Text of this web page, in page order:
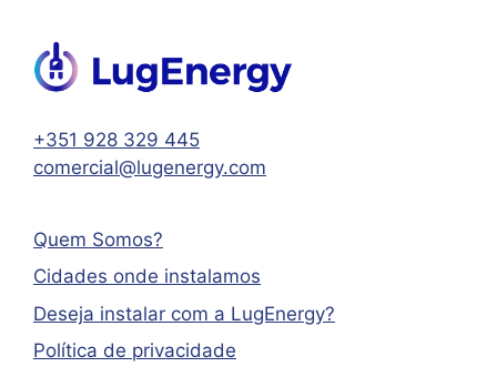
+351 928 329 445
comercial@lugenergy.com
Quem Somos?
Cidades onde instalamos
Deseja instalar com a LugEnergy?
Política de privacidade